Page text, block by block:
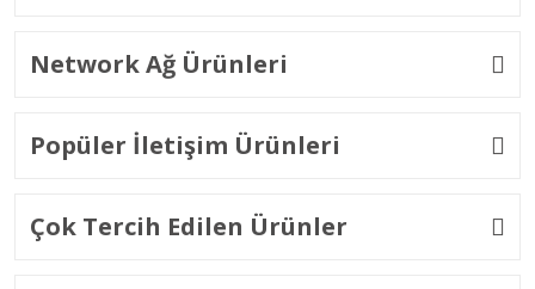
Network Ağ Ürünleri
Popüler İletişim Ürünleri
Çok Tercih Edilen Ürünler